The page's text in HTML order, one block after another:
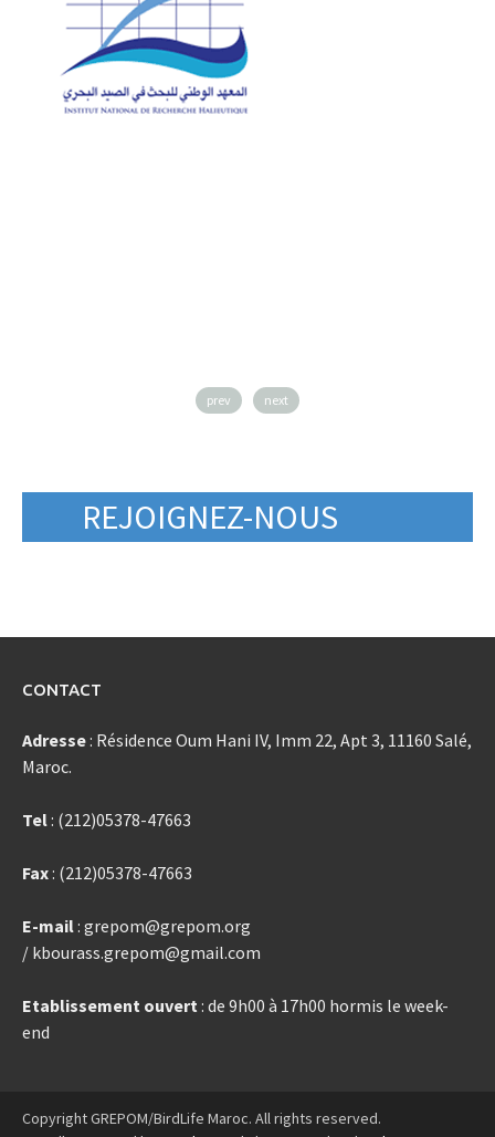
prev next
REJOIGNEZ-NOUS
CONTACT
Adresse: Résidence Oum Hani IV, Imm 22, Apt 3, 11160 Salé,
Maroc.
Tel: (212)05378-47663
Fax: (212)05378-47663
E-mail: grepom@grepom.org
/ kbourass.grepom@gmail.com
Etablissement ouvert : de 9h00 à 17h00 hormis le week-
end
Copyright GREPOM/BirdLife Maroc. All rights reserved.